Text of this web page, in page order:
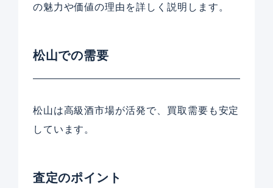
の魅力や価値の理由を詳しく説明します。
松山での需要
松山は高級酒市場が活発で、買取需要も安定
しています。
査定のポイント